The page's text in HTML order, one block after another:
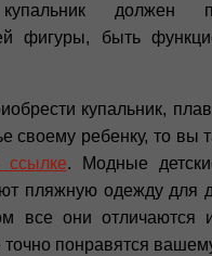
должен
фигуры, быть
купальник,
своему ребенку, то вы
ссылке. Модные
пляжную одежду для
все они отличаются
понравятся